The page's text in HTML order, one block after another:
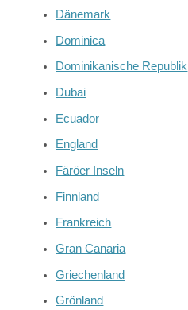
Dänemark
Dominica
Dominikanische Republik
Dubai
Ecuador
England
Färöer Inseln
Finnland
Frankreich
Gran Canaria
Griechenland
Grönland